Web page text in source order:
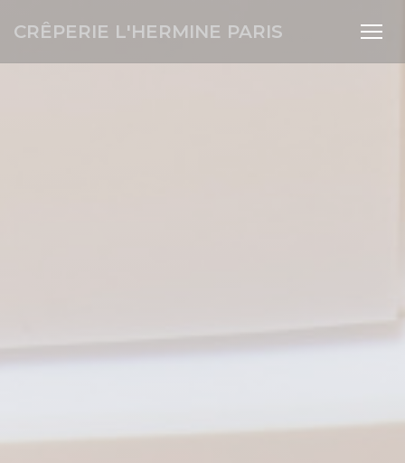
CRÊPERIE L'HERMINE PARIS